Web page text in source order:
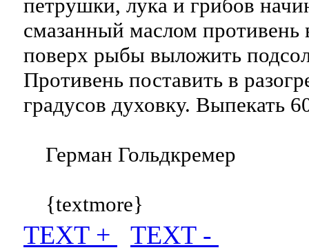
петрушки, лука и грибов
смазанный маслом противень
поверх рыбы выложить
Противень поставить в
градусов духовку. Выпекать
Герман Гольдкремер
{textmore}
TEXT +
TEXT -